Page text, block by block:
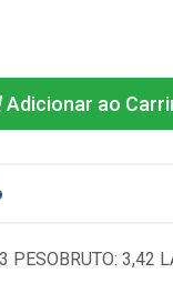
Adicionar ao
PESOBRUTO: 3,42